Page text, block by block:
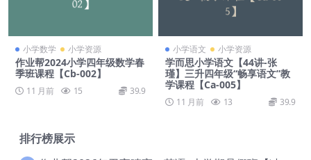
小学数学 小学资源
作业帮2024小学四年级数学春
季班课程【Cb-002】
11 月前 15 39.9
小学语文 小学资源
学而思小学语文【44讲-张
瑾】三升四年级“畅享语文”教
学课程【Ca-005】
11 月前 13 39.9
排行榜展示